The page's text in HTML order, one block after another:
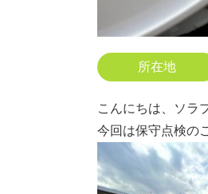
所在地
こんにちは、ソラ
今回は保守点検の